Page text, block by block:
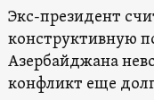
Экс-президент
конструктивную
Азербайджана
конфликт еще